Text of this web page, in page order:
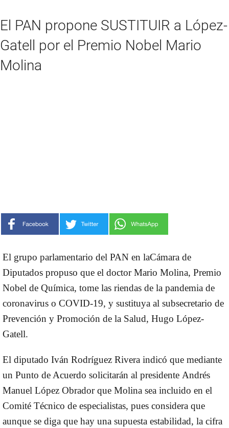
El PAN propone SUSTITUIR a López-
Gatell por el Premio Nobel Mario
Molina
El grupo parlamentario del PAN en laCámara de
Diputados propuso que el doctor Mario Molina, Premio
Nobel de Química, tome las riendas de la pandemia de
coronavirus o COVID-19, y sustituya al subsecretario de
Prevención y Promoción de la Salud, Hugo López-
Gatell.
El diputado Iván Rodríguez Rivera indicó que mediante
un Punto de Acuerdo solicitarán al presidente Andrés
Manuel López Obradorque Molina sea incluido en el
Comité Técnico de especialistas, pues considera que
aunque se diga que hay una supuesta estabilidad, la cifra